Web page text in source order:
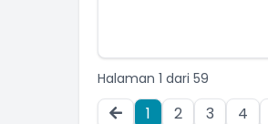
Halaman 1 dari 59
1 2 3 4